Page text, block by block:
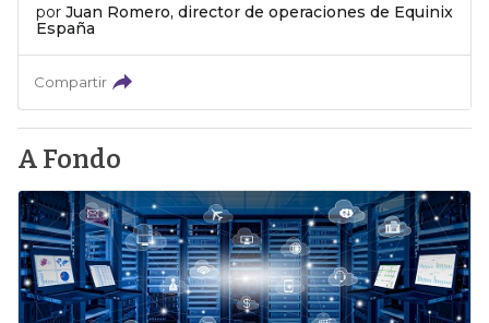
por Juan Romero, director de operaciones de Equinix
España
Compartir
A Fondo